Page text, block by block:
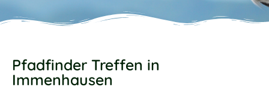
Pfadfinder Treffen in
Immenhausen